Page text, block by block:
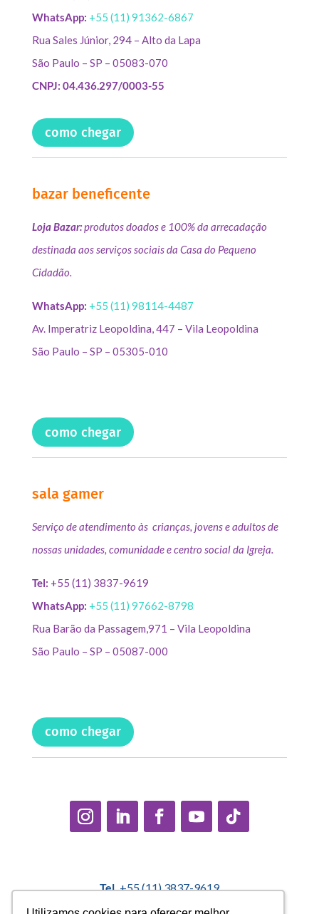
WhatsApp: +55 (11) 91362-6867
Rua Sales Júnior, 294 – Alto da Lapa
São Paulo – SP – 05083-070
CNPJ: 04.436.297/0003-55
como chegar
bazar beneficente
Loja Bazar:produtos doados e 100% da arrecadação
destinada aos serviços sociais da Casa do Pequeno
Cidadão.
WhatsApp: +55 (11) 98114-4487
Av. Imperatriz Leopoldina, 447 – Vila Leopoldina
São Paulo – SP – 05305-010
como chegar
sala gamer
Serviço de atendimento às crianças, jovens e adultos de
nossas unidades, comunidade e centro social da Igreja.
Tel: +55 (11) 3837-9619
WhatsApp: +55 (11) 97662-8798
Rua Barão da Passagem,971 – Vila Leopoldina
São Paulo – SP – 05087-000
como chegar
Tel.+55 (11) 3837-9619